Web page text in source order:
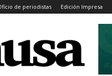
de periodistas Edición Impresa